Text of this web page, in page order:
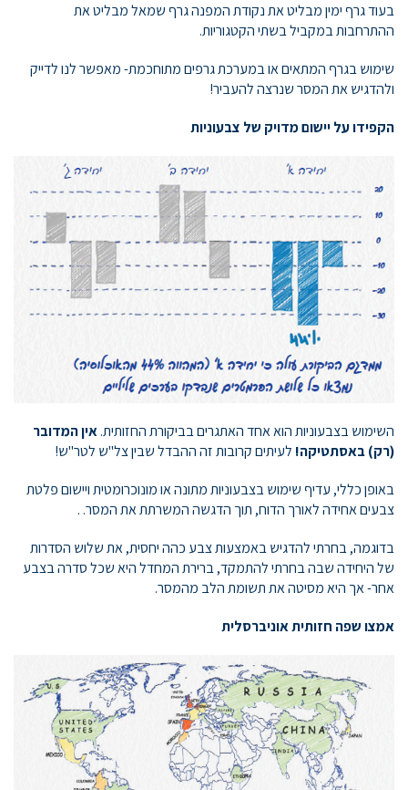
בעוד גרף ימין מבליט את נקודת המפנה גרף שמאל מבליט את
ההתרחבות במקביל בשתי הקטגוריות.
שימוש בגרף המתאים או במערכת גרפים מתוחכמת- מאפשר לנו לדייק
ולהדגיש את המסר שנרצה להעביר!
הקפידו על יישום מדויק של צבעוניות
השימוש בצבעוניות הוא אחד האתגרים בביקורת החזותית.אין המדובר
(רק) באסתטיקה! לעיתים קרובות זה ההבדל שבין צל"ש לטר"ש!
באופן כללי, עדיף שימוש בצבעוניות מתונה או מונוכרומטית ויישום פלטת
צבעים אחידה לאורך הדוח, תוך הדגשה המשרתת את המסר. .
בדוגמה, בחרתי להדגיש באמצעות צבע כהה יחסית, את שלוש הסדרות
של היחידה שבה בחרתי להתמקד, ברירת המחדל היא שכל סדרה בצבע
אחר- אך היא מסיטה את תשומת הלב מהמסר.
אמצו שפה חזותית אוניברסלית